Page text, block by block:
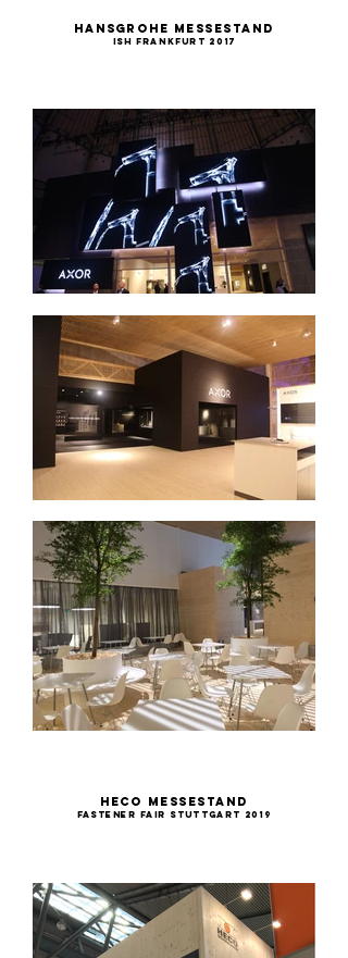
Hansgrohe Messestand
ISH Frankfurt 2017
HECO Messestand
Fastener Fair Stuttgart 2019